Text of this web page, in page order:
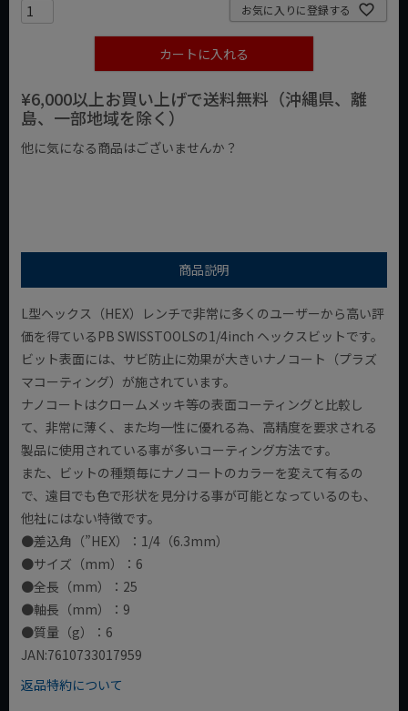
お気に入りに登録する
カートに入れる
¥6,000以上お買い上げで送料無料（沖縄県、離
島、一部地域を除く）
他に気になる商品はございませんか？
商品説明
L型ヘックス（HEX）レンチで非常に多くのユーザーから高い評
価を得ているPB SWISSTOOLSの1/4inch ヘックスビットです。
ビット表面には、サビ防止に効果が大きいナノコート（プラズ
マコーティング）が施されています。
ナノコートはクロームメッキ等の表面コーティングと比較し
て、非常に薄く、また均一性に優れる為、高精度を要求される
製品に使用されている事が多いコーティング方法です。
また、ビットの種類毎にナノコートのカラーを変えて有るの
で、遠目でも色で形状を見分ける事が可能となっているのも、
他社にはない特徴です。
●差込角（”HEX）：1/4（6.3mm）
●サイズ（mm）：6
●全長（mm）：25
●軸長（mm）：9
●質量（g）：6
JAN:7610733017959
返品特約について